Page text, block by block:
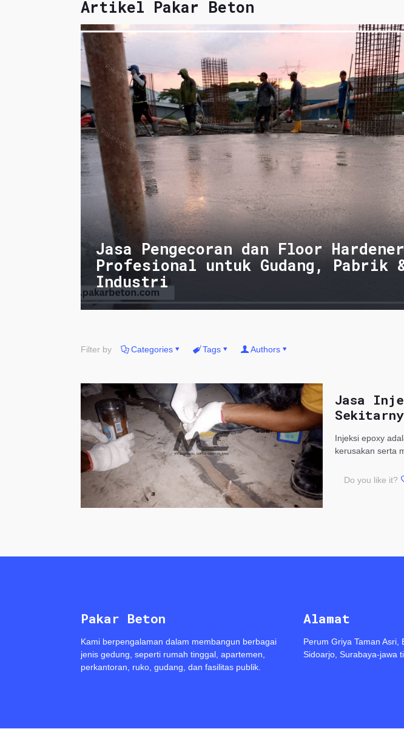
Artikel Pakar Beton
Jasa Pengecoran dan Floor
Profesional untuk Gudang, Pabrik
Industri
Filter by Categories Tags Authors
Jasa
Injeksi epoxy
kerusakan serta
Do you like it?
Pakar Beton
Kami berpengalaman dalam membangun berbagai
jenis gedung, seperti rumah tinggal, apartemen,
perkantoran, ruko, gudang, dan fasilitas publik.
Alamat
Perum Griya Taman Asri,
Sidoarjo, Surabaya-jawa